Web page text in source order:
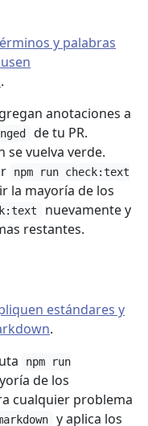
y palabras
.
anotaciones a
de tu PR.
se vuelva verde.
npm run check:text
la mayoría de los
nuevamente y
restantes.
estándares y
.
npm run
de los
cualquier problema
y aplica los